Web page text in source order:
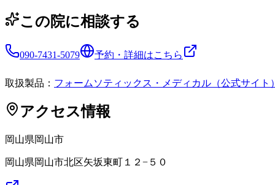
この院に相談する
090-7431-5079 予約・詳細はこちら
取扱製品： フォームソティックス・メディカル（公式サイト
アクセス情報
岡山県岡山市
岡山県岡山市北区矢坂東町１２−５０